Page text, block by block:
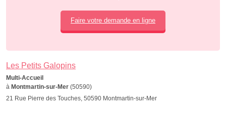
Faire votre demande en ligne
Les Petits Galopins
Multi-Accueil
à Montmartin-sur-Mer (50590)
21 Rue Pierre des Touches, 50590 Montmartin-sur-Mer